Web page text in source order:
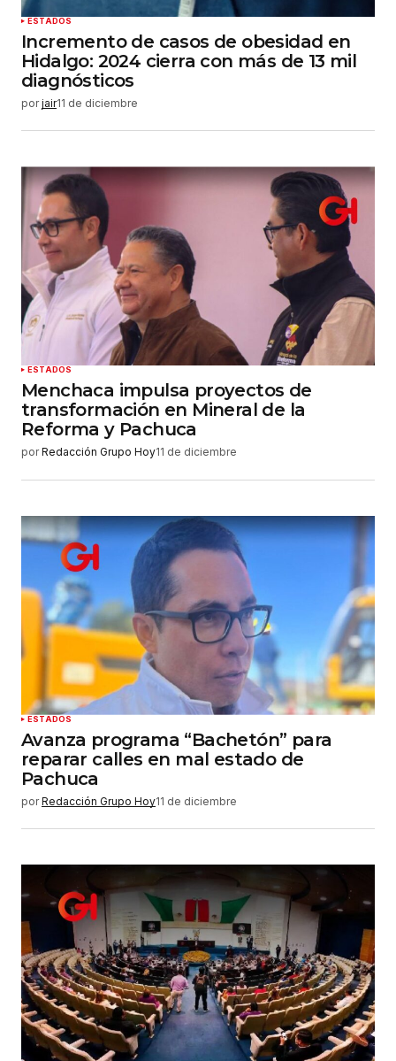
Enviar comentario
ESTADOS
Incremento de casos de obesidad en
Hidalgo: 2024 cierra con más de 13 mil
diagnósticos
por jair11 de diciembre
ESTADOS
Menchaca impulsa proyectos de
transformación en Mineral de la
Reforma y Pachuca
por Redacción Grupo Hoy11 de diciembre
ESTADOS
Avanza programa “Bachetón” para
reparar calles en mal estado de
Pachuca
por Redacción Grupo Hoy11 de diciembre